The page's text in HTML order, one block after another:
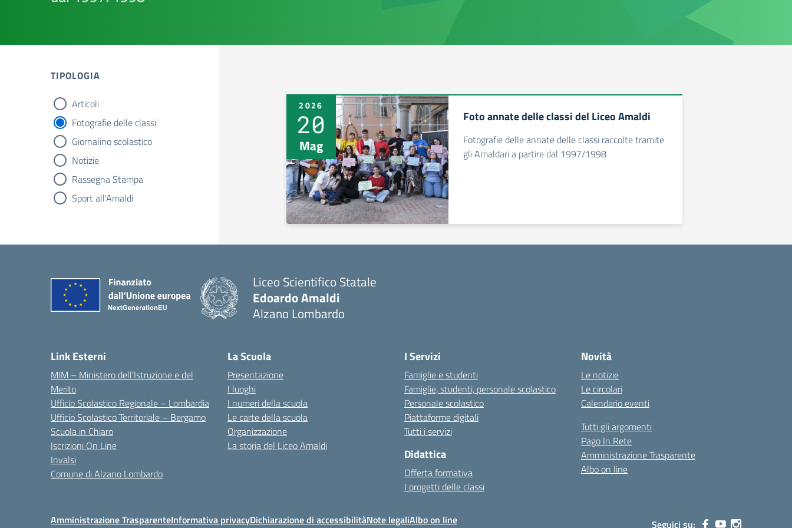
TIPOLOGIA
tipologia di articoli
Articoli
Fotografie delle classi
Giornalino scolastico
Notizie
Rassegna Stampa
Sport all'Amaldi
2026
20
Mag
Foto annate delle classi del Liceo Amaldi
Fotografie delle annate delle classi raccolte tramite
gli Amaldari a partire dal 1997/1998
Liceo Scientifico Statale
Edoardo Amaldi
Alzano Lombardo
Link Esterni
MIM – Ministero dell’Istruzione e del
Merito
Ufficio Scolastico Regionale – Lombardia
Ufficio Scolastico Territoriale – Bergamo
Scuola in Chiaro
Iscrizioni On Line
Invalsi
Comune di Alzano Lombardo
La Scuola
Presentazione
I luoghi
I numeri della scuola
Le carte della scuola
Organizzazione
La storia del Liceo Amaldi
I Servizi
Famiglie e studenti
Famiglie, studenti, personale scolastico
Personale scolastico
Piattaforme digitali
Tutti i servizi
Didattica
Offerta formativa
I progetti delle classi
Novità
Le notizie
Le circolari
Calendario eventi
Tutti gli argomenti
Pago In Rete
Amministrazione Trasparente
Albo on line
Amministrazione TrasparenteInformativa privacyDichiarazione di accessibilitàNote legaliAlbo on line Seguici su: